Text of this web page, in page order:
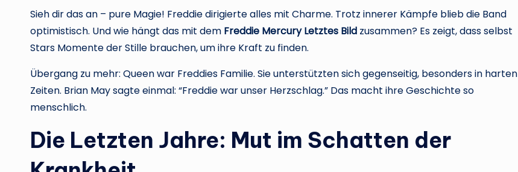
Sieh dir das an – pure Magie! Freddie dirigierte alles mit Charme. Trotz innerer Kämpfe blieb die Band
optimistisch. Und wie hängt das mit dem Freddie Mercury Letztes Bild zusammen? Es zeigt, dass selbst
Stars Momente der Stille brauchen, um ihre Kraft zu finden.
Übergang zu mehr: Queen war Freddies Familie. Sie unterstützten sich gegenseitig, besonders in harten
Zeiten. Brian May sagte einmal: “Freddie war unser Herzschlag.” Das macht ihre Geschichte so
menschlich.
Die Letzten Jahre: Mut im Schatten der